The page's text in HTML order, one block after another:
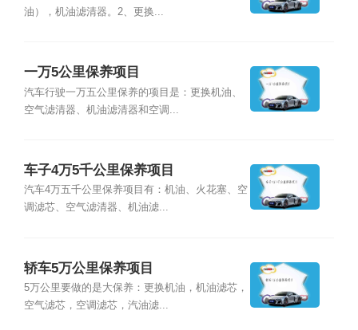
油），机油滤清器。2、更换...
一万5公里保养项目
汽车行驶一万五公里保养的项目是：更换机油、
空气滤清器、机油滤清器和空调...
车子4万5千公里保养项目
汽车4万五千公里保养项目有：机油、火花塞、空
调滤芯、空气滤清器、机油滤...
轿车5万公里保养项目
5万公里要做的是大保养：更换机油，机油滤芯，
空气滤芯，空调滤芯，汽油滤...